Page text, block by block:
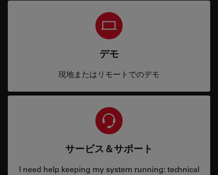
デモ
現地またはリモートでのデモ
サービス＆サポート
I need help keeping my system running: technical